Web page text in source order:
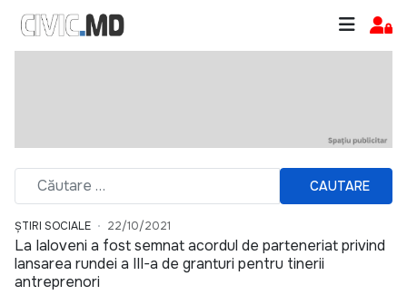
CAUTARE
ȘTIRI SOCIALE 22/10/2021
La Ialoveni a fost semnat acordul de parteneriat privind
lansarea rundei a III-a de granturi pentru tinerii
antreprenori